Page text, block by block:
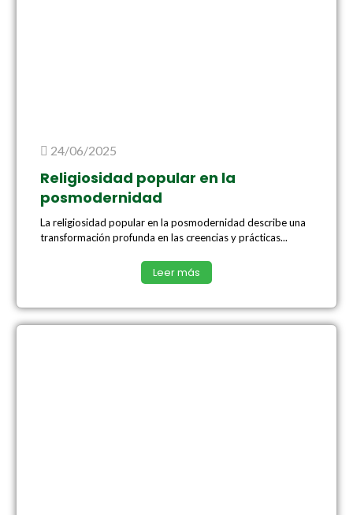
24/06/2025
Religiosidad popular en la
posmodernidad
La religiosidad popular en la posmodernidad describe una
transformación profunda en las creencias y prácticas...
Leer más